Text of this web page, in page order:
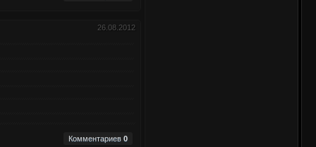
26.08.2012
Комментариев 0